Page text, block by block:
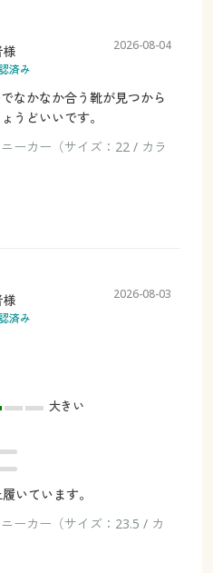
様
済み
2026-08-04
なかなか合う靴が見つから
うどいいです。
ーカー（サイズ：22 / カラ
様
済み
2026-08-03
大きい
いています。
ーカー（サイズ：23.5 / カ